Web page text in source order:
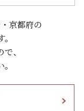
京都府の
、